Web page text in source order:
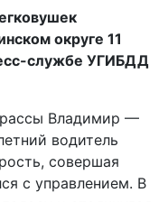
округе 11
службе УГИБДД
Владимир —
водитель
совершая
с управлением. В